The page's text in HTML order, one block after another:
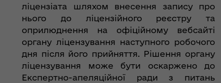
ліцензіата шляхом внесення запису про
нього до ліцензійного реєстру та
оприлюднення на офіційному вебсайті
органу ліцензування наступного робочого
дня після його прийняття. Рішення органу
ліцензування може бути оскаржено до
Експертно-апеляційної ради з питань